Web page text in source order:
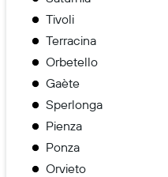
Tivoli
Terracina
Orbetello
Gaète
Sperlonga
Pienza
Ponza
Orvieto